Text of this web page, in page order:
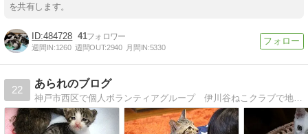
を共有します。
484728 41
週間IN:1260 週間OUT:2940 月間IN:5330
22
あられのブログ
神戸市西区で個人ボランティアグループ 伊川谷ねこクラブで地域猫活動をしています神戸市の地域猫団体としても登録をしてＴＮＲをしながら保護猫活動をしています